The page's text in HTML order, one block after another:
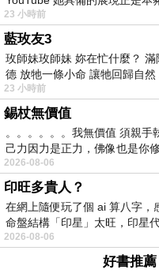
23 小時前
藍玫友3
玫師妹玫師妹 妳在忙什麼？
德 放牠一條小命 讓牠回歸自
23 小時前
錫杖無價值
。。。。。。我無價值 須親手
己力因力是正力，佛像也是你
2026-08-06
印旺多貴人？
在網上隨便玩了個 ai 算八字
命盤結構「印星」太旺，印
2026-08-06